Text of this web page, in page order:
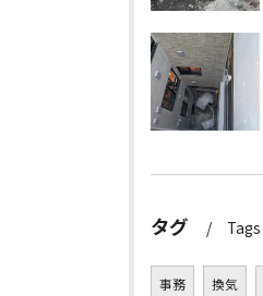
タグ Tags
事務 換気